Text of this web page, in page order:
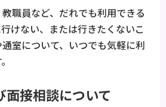
職員など、だれでも利用できる
けない、または行きたくないこ
室について、いつでも気軽に利
面接相談について